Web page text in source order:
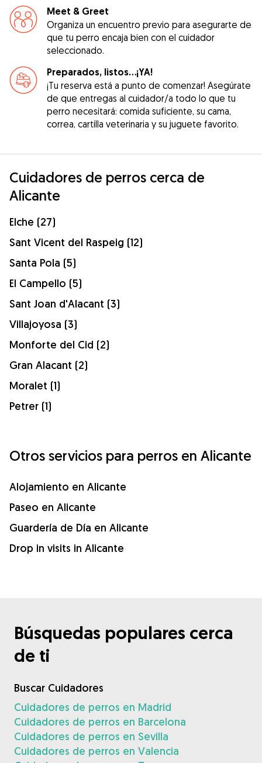
Meet & Greet
Organiza un encuentro previo para asegurarte de
que tu perro encaja bien con el cuidador
seleccionado.
Preparados, listos...¡YA!
¡Tu reserva está a punto de comenzar! Asegúrate
de que entregas al cuidador/a todo lo que tu
perro necesitará: comida suficiente, su cama,
correa, cartilla veterinaria y su juguete favorito.
Cuidadores de perros cerca de
Alicante
Elche (27)
Sant Vicent del Raspeig (12)
Santa Pola (5)
El Campello (5)
Sant Joan d'Alacant (3)
Villajoyosa (3)
Monforte del Cid (2)
Gran Alacant (2)
Moralet (1)
Petrer (1)
Otros servicios para perros en Alicante
Alojamiento en Alicante
Paseo en Alicante
Guardería de Día en Alicante
Drop in visits in Alicante
Búsquedas populares cerca
de ti
Buscar Cuidadores
Cuidadores de perros en Madrid
Cuidadores de perros en Barcelona
Cuidadores de perros en Sevilla
Cuidadores de perros en Valencia